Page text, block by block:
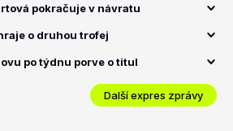
pokračuje v návratu
o druhou trofej
po týdnu porve o titul
Další expres zprávy